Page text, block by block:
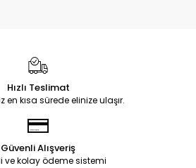
Hızlı Teslimat
en kısa sürede elinize ulaşır.
Güvenli Alışveriş
ve kolay ödeme sistemi